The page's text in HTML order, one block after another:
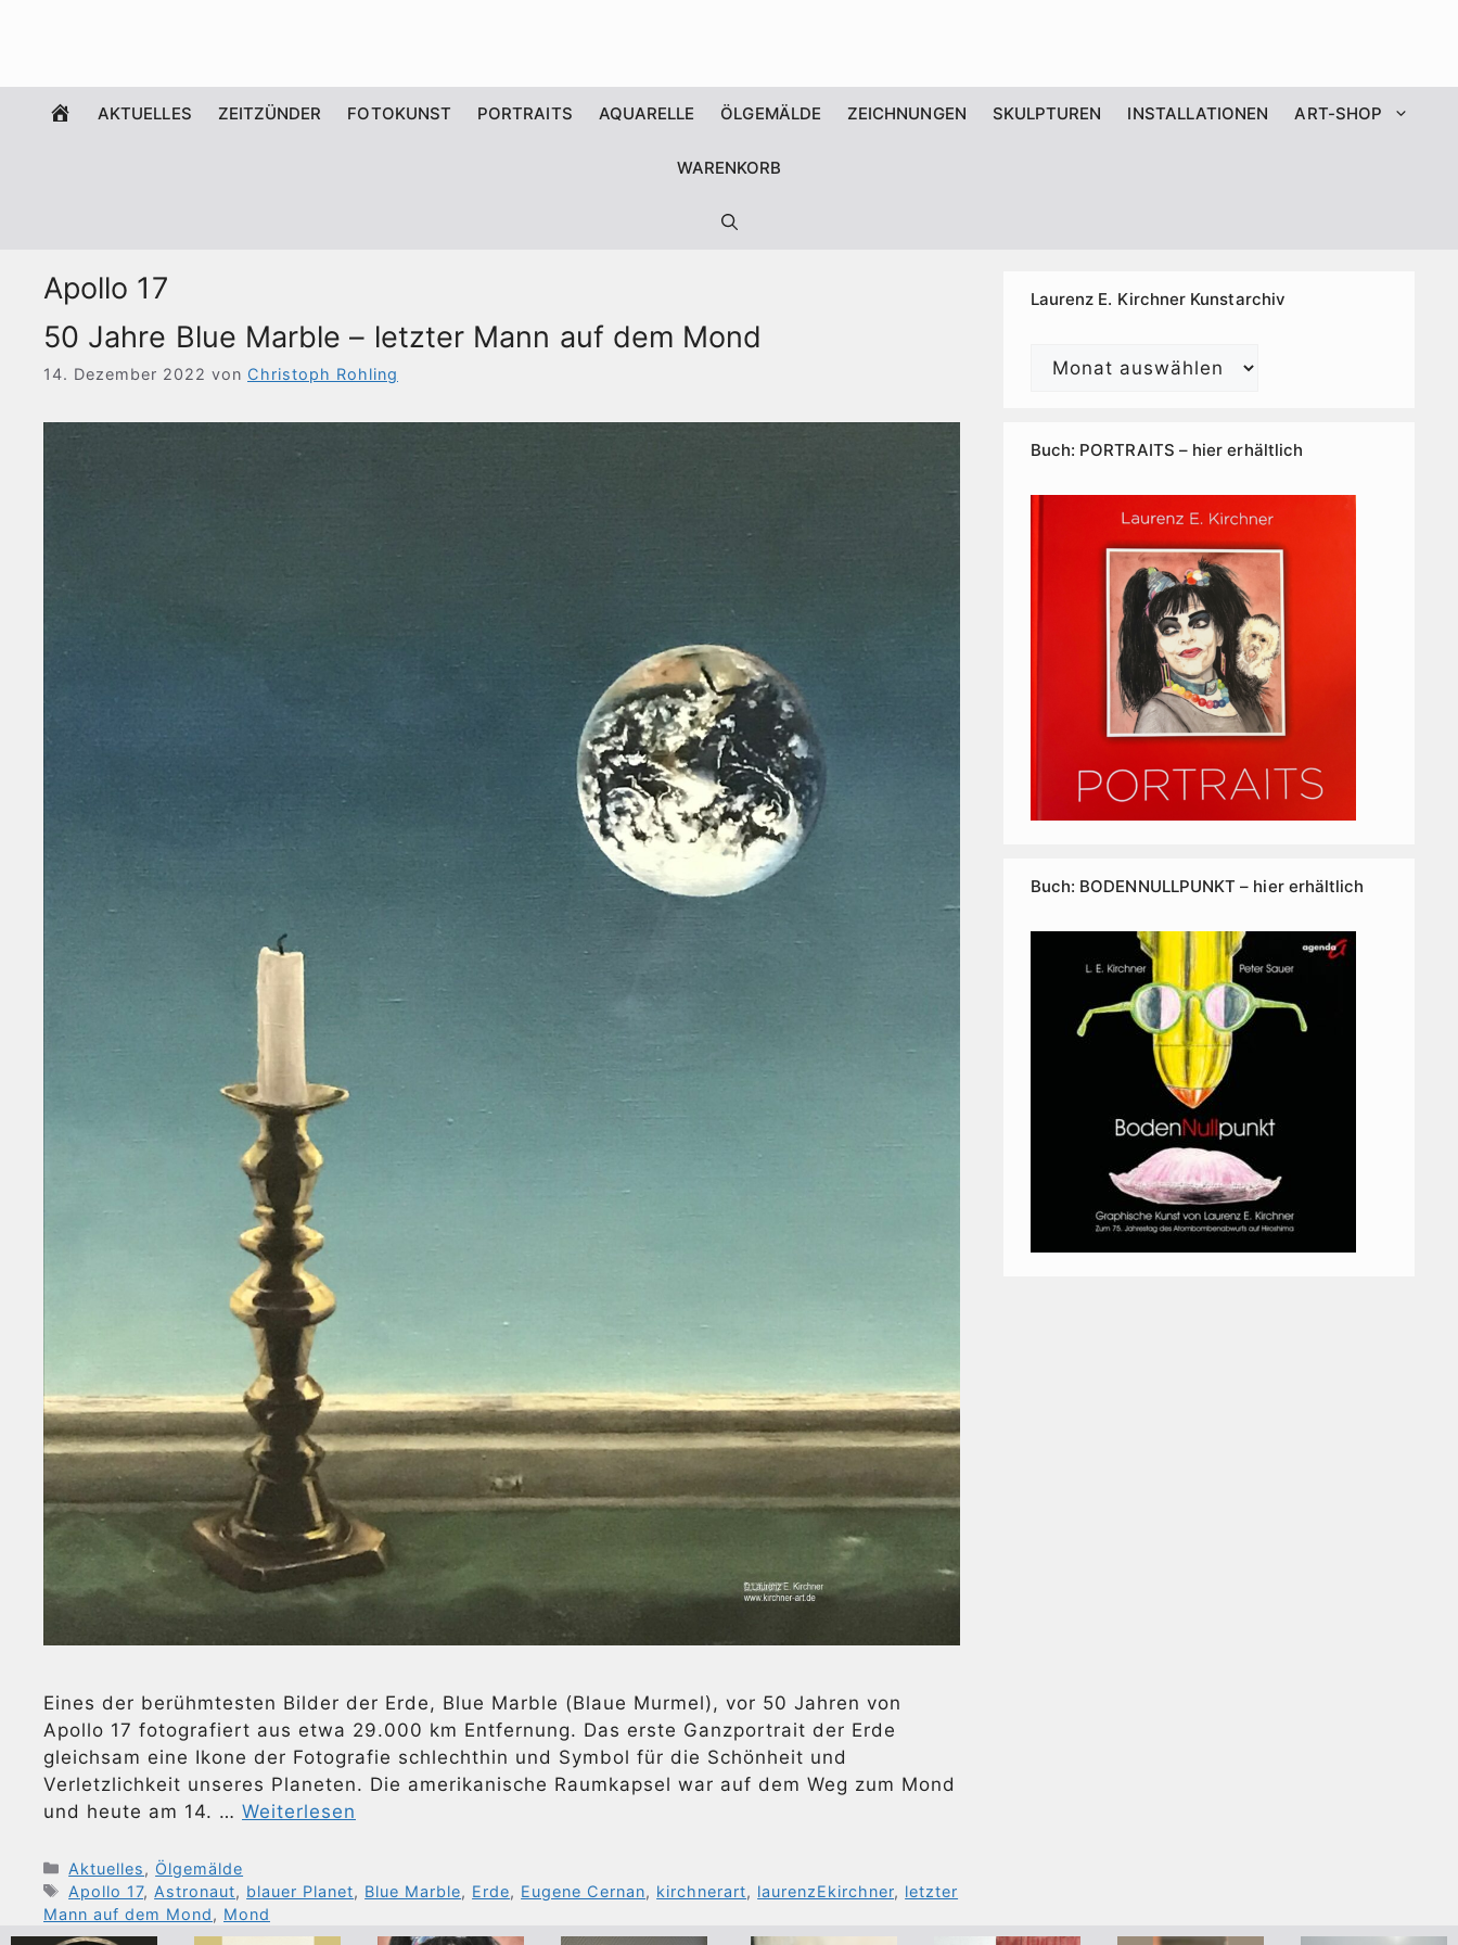
WILLKOMMEN
AKTUELLES ZEITZÜNDER FOTOKUNST PORTRAITS AQUARELLE ÖLGEMÄLDE ZEICHNUNGEN SKULPTUREN INSTALLATIONEN ART-SHOP
WARENKORB
Apollo 17
50 Jahre Blue Marble – letzter Mann auf dem Mond
14. Dezember 2022 von Christoph Rohling
Eines der berühmtesten Bilder der Erde, Blue Marble (Blaue Murmel), vor 50 Jahren von
Apollo 17 fotografiert aus etwa 29.000 km Entfernung. Das erste Ganzportrait der Erde
gleichsam eine Ikone der Fotografie schlechthin und Symbol für die Schönheit und
Verletzlichkeit unseres Planeten. Die amerikanische Raumkapsel war auf dem Weg zum Mond
und heute am 14. … Weiterlesen
Kategorien
Aktuelles, Ölgemälde
Schlagwörter
Apollo 17, Astronaut, blauer Planet, Blue Marble, Erde, Eugene Cernan, kirchnerart, laurenzEkirchner, letzter
Mann auf dem Mond, Mond
Laurenz E. Kirchner Kunstarchiv
Laurenz
Buch: PORTRAITS – hier erhältlich
Buch: BODENNULLPUNKT – hier erhältlich